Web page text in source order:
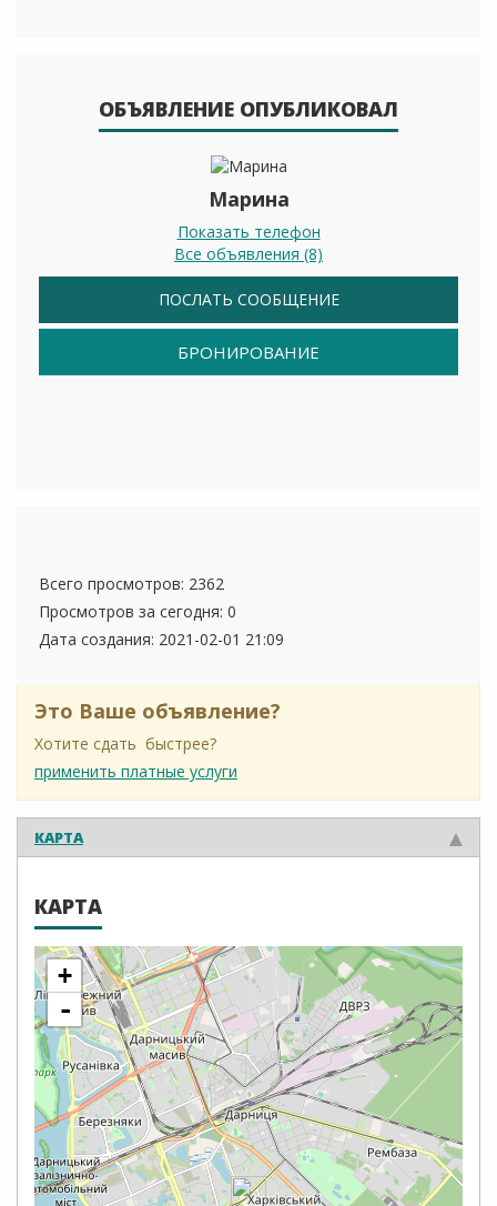
ОБЪЯВЛЕНИЕ ОПУБЛИКОВАЛ
Марина
Показать телефон
Все объявления (8)
ПОСЛАТЬ СООБЩЕНИЕ
БРОНИРОВАНИЕ
Всего просмотров: 2362
Просмотров за сегодня: 0
Дата создания: 2021-02-01 21:09
Это Ваше объявление?
Хотите сдать быстрее?
применить платные услуги
КАРТА
КАРТА
+
-